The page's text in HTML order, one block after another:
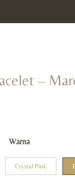
–
Warna
Crystal Pink